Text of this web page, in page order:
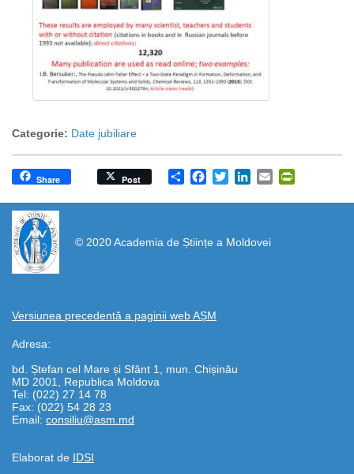
Categorie: Date jubiliare
Share
Share Post Facebook
TwitterLinkedIn
Email
© 2020 Academia de Științe a Moldovei
Versiunea precedentă a paginii web AȘM
Adresa:
bd. Ștefan cel Mare și Sfânt 1, mun. Chișinău
MD 2001, Republica Moldova
Tel: (022) 27 14 78
Fax: (022) 54 28 23
Email: consiliu@asm.md
Elaborat de IDSI
https://propletenie.ru/